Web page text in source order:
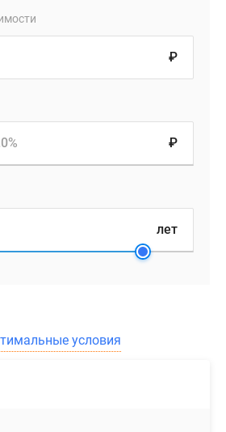
₽
₽
лет
условия